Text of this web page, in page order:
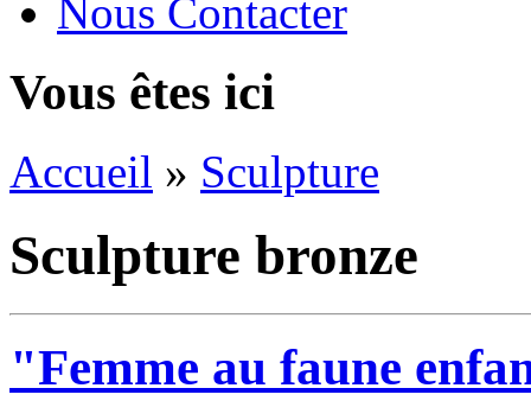
Nous Contacter
Vous êtes ici
Accueil » Sculpture
Sculpture bronze
"Femme au faune